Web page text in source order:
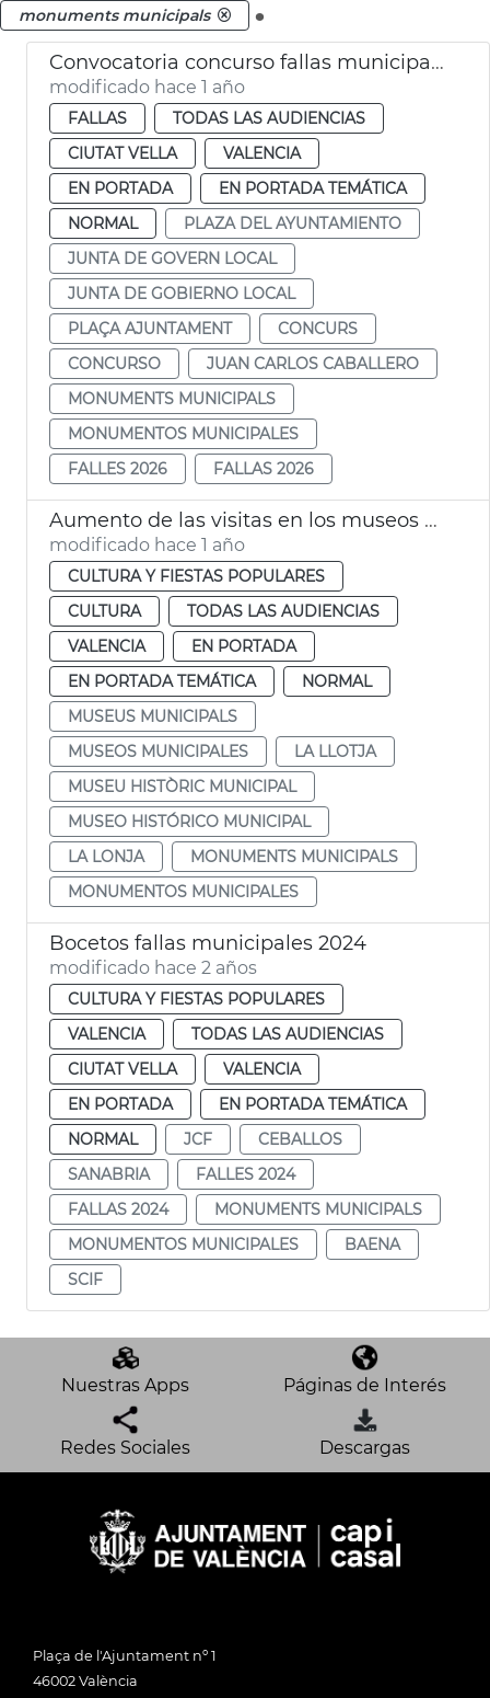
monuments municipals
Convocatoria concurso fallas municipales València 2026
modificado hace 1 año
FALLAS
TODAS LAS AUDIENCIAS
CIUTAT VELLA
VALENCIA
EN PORTADA
EN PORTADA TEMÁTICA
NORMAL
PLAZA DEL AYUNTAMIENTO
JUNTA DE GOVERN LOCAL
JUNTA DE GOBIERNO LOCAL
PLAÇA AJUNTAMENT
CONCURS
CONCURSO
JUAN CARLOS CABALLERO
MONUMENTS MUNICIPALS
MONUMENTOS MUNICIPALES
FALLES 2026
FALLAS 2026
Aumento de las visitas en los museos y monumentos de València
modificado hace 1 año
CULTURA Y FIESTAS POPULARES
CULTURA
TODAS LAS AUDIENCIAS
VALENCIA
EN PORTADA
EN PORTADA TEMÁTICA
NORMAL
MUSEUS MUNICIPALS
MUSEOS MUNICIPALES
LA LLOTJA
MUSEU HISTÒRIC MUNICIPAL
MUSEO HISTÓRICO MUNICIPAL
LA LONJA
MONUMENTS MUNICIPALS
MONUMENTOS MUNICIPALES
Bocetos fallas municipales 2024
modificado hace 2 años
CULTURA Y FIESTAS POPULARES
VALENCIA
TODAS LAS AUDIENCIAS
CIUTAT VELLA
VALENCIA
EN PORTADA
EN PORTADA TEMÁTICA
NORMAL
JCF
CEBALLOS
SANABRIA
FALLES 2024
FALLAS 2024
MONUMENTS MUNICIPALS
MONUMENTOS MUNICIPALES
BAENA
SCIF
Nuestras Apps Páginas de Interés
Redes Sociales Descargas
Plaça de l'Ajuntament nº 1
46002 València